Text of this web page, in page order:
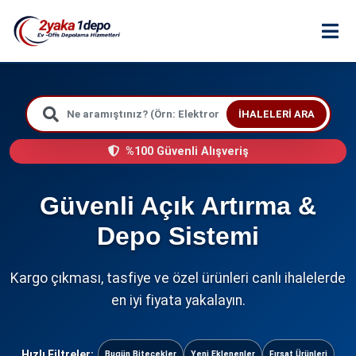
%100 Güvenli Alışveriş
Güvenli Açık Artırma &
Depo Sistemi
Kargo çıkması, tasfiye ve özel ürünleri canlı ihalelerde
en iyi fiyata yakalayın.
İHALELERI ARA